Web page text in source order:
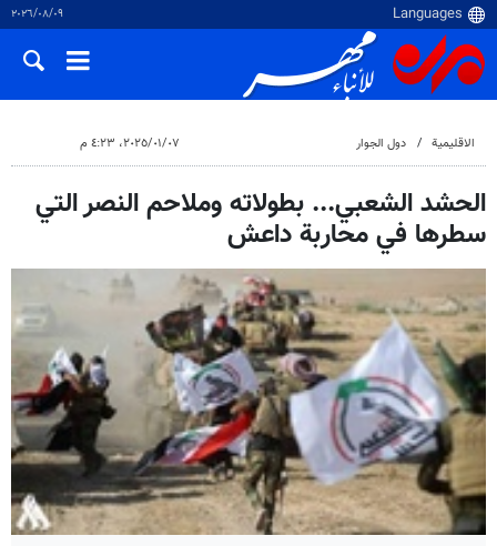
٠٩‏/٠٨‏/٢٠٢٦
الاقلیمیة دول الجوار ٠٧‏/٠١‏/٢٠٢٥، ٤:٢٣ م
الحشد الشعبي... بطولاته وملاحم النصر التي
سطرها في محاربة داعش